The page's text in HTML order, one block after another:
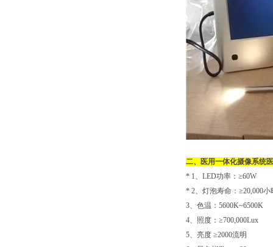
二、 医用一体化摄像系统
* 1、LED功率：≥60W
* 2、灯泡寿命：≥20,000小
3、色温：5600K~6500K
4、照度：≥700,000Lux
5、亮度 ≥2000流明